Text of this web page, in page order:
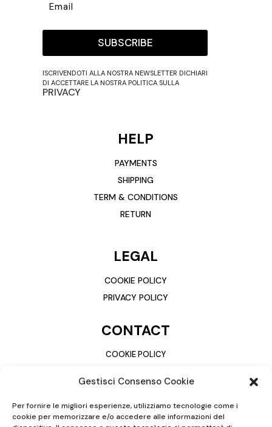
Gestisci Consenso Cookie
Per fornire le migliori esperienze, utilizziamo tecnologie come i
cookie per memorizzare e/o accedere alle informazioni del
SUBSCRIBE
ISCRIVENDOTI ALLA NOSTRA NEWSLETTER DICHIARI
DI ACCETTARE LA NOSTRA POLITICA SULLA
PRIVACY
HELP
PAYMENTS
SHIPPING
TERM & CONDITIONS
RETURN
LEGAL
COOKIE POLICY
PRIVACY POLICY
CONTACT
COOKIE POLICY